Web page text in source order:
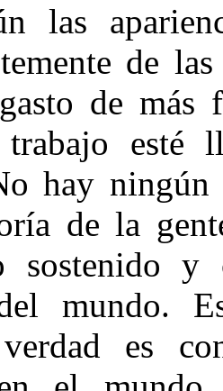
las
de
de más
esté
hay
de la
sostenido
mundo.
es